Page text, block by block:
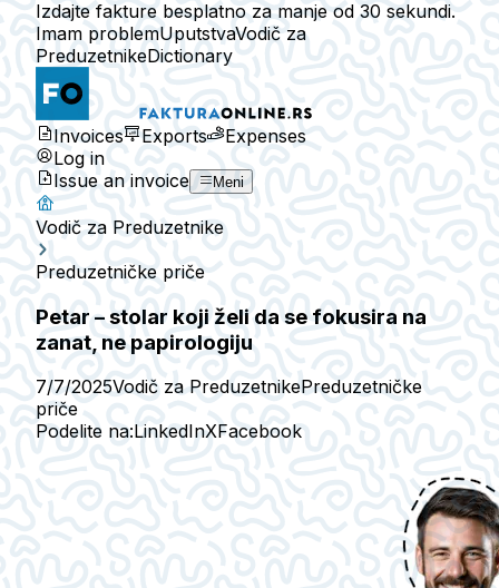
Izdajte fakture besplatno za manje od 30 sekundi.
Imam problemUputstvaVodič za
PreduzetnikeDictionary
Invoices Exports
Expenses
Log in
Issue an invoice
Meni
Vodič za Preduzetnike
Preduzetničke priče
Petar – stolar koji želi da se fokusira na
zanat, ne papirologiju
7/7/2025Vodič za PreduzetnikePreduzetničke
priče
Podelite na:LinkedInXFacebook